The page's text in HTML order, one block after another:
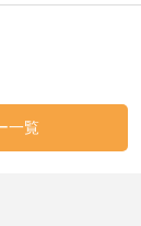
一覧